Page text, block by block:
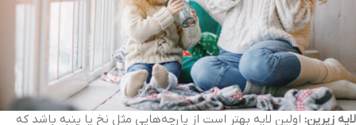
لباس‌هایی دارند که بدنشان را گرم نگه دارد و در عین حال، راحتی آن‌ها را
حفظ کند. در این مقاله به نکات مهمی برای لباس پوشیدن کودکان در
هوای سرد اشاره می‌کنیم:
1. لباس‌های لایه‌لایه
لایه زیرین: اولین لایه بهتر است از پارچه‌هایی مثل نخ یا پنبه باشد که